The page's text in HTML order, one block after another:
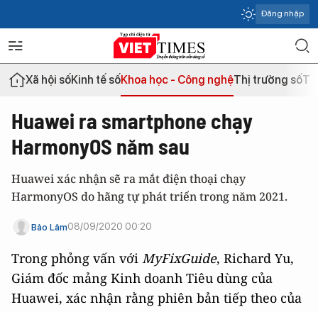
Đăng nhập
Xã hội sốKinh tế sốKhoa học - Công nghệThị trường số
Huawei ra smartphone chạy
HarmonyOS năm sau
Huawei xác nhận sẽ ra mắt điện thoại chạy
HarmonyOS do hãng tự phát triển trong năm 2021.
Bảo Lâm08/09/2020 00:20
Trong phỏng vấn với MyFixGuide, Richard Yu,
Giám đốc mảng Kinh doanh Tiêu dùng của
Huawei, xác nhận rằng phiên bản tiếp theo của